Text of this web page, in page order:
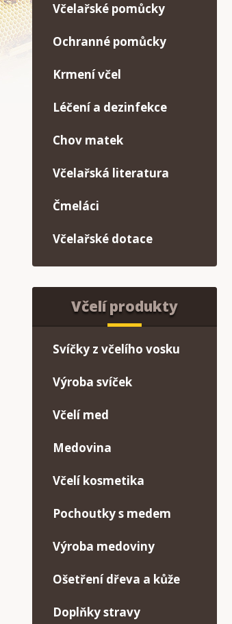
Včelařské pomůcky
Ochranné pomůcky
Krmení včel
Léčení a dezinfekce
Chov matek
Včelařská literatura
Čmeláci
Včelařské dotace
Včelí produkty
Svíčky z včelího vosku
Výroba svíček
Včelí med
Medovina
Včelí kosmetika
Pochoutky s medem
Výroba medoviny
Ošetření dřeva a kůže
Doplňky stravy